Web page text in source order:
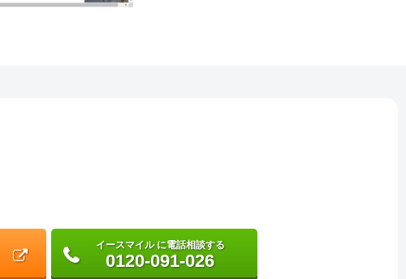
イースマイル に電話相談する
0120-091-026